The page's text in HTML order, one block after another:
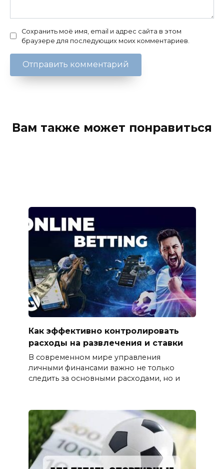
Сохранить моё имя, email и адрес сайта в этом
браузере для последующих моих комментариев.
Вам также может понравиться
Как эффективно контролировать
расходы на развлечения и ставки
В современном мире управления
личными финансами важно не только
следить за основными расходами, но и